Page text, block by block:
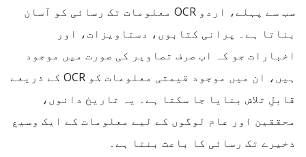
سب سے پہلے، اردو OCR معلومات تک رسائی کو آسان
بناتا ہے۔ پرانی کتابوں، دستاویزات، اور
اخبارات جو کہ اب صرف تصاویر کی صورت میں موجود
ہیں، ان میں موجود قیمتی معلومات کو OCR کے ذریعے
قابلِ تلاش بنایا جا سکتا ہے۔ یہ تاریخ دانوں،
محققین اور عام لوگوں کے لیے معلومات کے ایک وسیع
ذخیرے تک رسائی کا باعث بنتا ہے۔